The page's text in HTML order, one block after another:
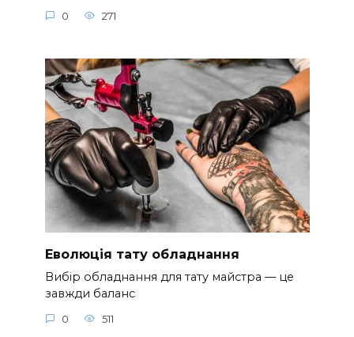
0 271
Еволюція тату обладнання
Вибір обладнання для тату майстра — це
завжди баланс
0 511